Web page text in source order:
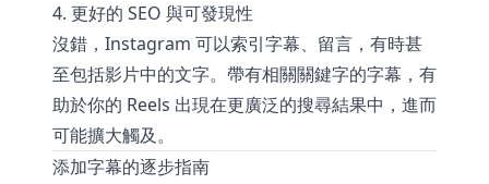
4. 更好的 SEO 與可發現性
沒錯，Instagram 可以索引字幕、留言，有時甚
至包括影片中的文字。帶有相關關鍵字的字幕，有
助於你的 Reels 出現在更廣泛的搜尋結果中，進而
可能擴大觸及。
添加字幕的逐步指南